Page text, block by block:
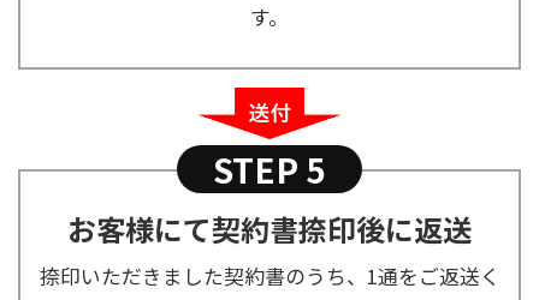
す。
STEP 5
お客様にて契約書捺印後に返送
捺印いただきました契約書のうち、1通をご返送く